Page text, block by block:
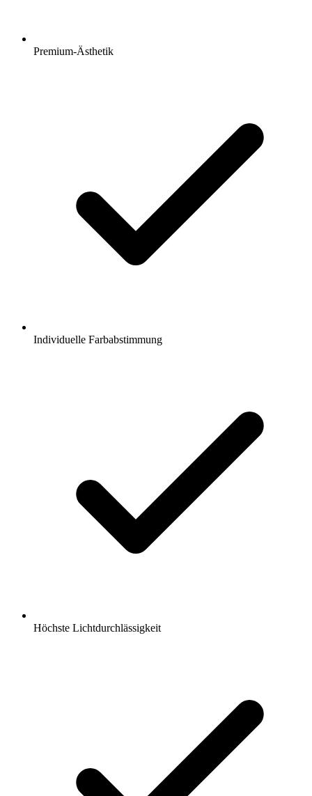
Premium-Ästhetik
Individuelle Farbabstimmung
Höchste Lichtdurchlässigkeit